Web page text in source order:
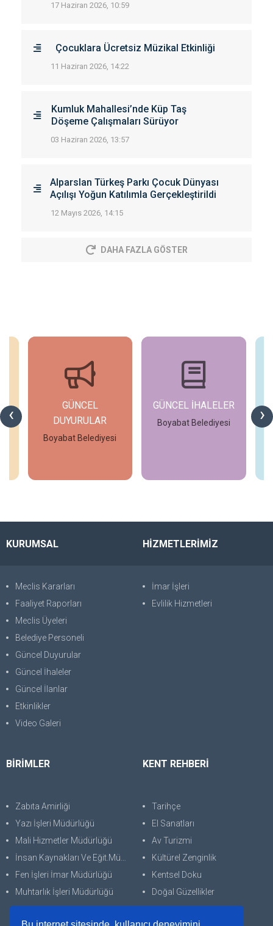
17 Haziran 2026, 10:59
Çocuklara Ücretsiz Müzikal Etkinliği
11 Haziran 2026, 14:22
Kumluk Mahallesi’nde Küp Taş
Döşeme Çalışmaları Sürüyor
03 Haziran 2026, 13:57
Alparslan Türkeş Parkı Çocuk Dünyası
Açılışı Yoğun Katılımla Gerçekleştirildi
12 Mayıs 2026, 14:15
DAHA FAZLA GÖSTER
‹ ›
GÜNCEL
DUYURULAR
Boyabat Belediyesi
GÜNCEL İHALELER
Boyabat Belediyesi
KURUMSAL
Meclis Kararları
Faaliyet Raporları
Meclis Üyeleri
Belediye Personeli
Güncel Duyurular
Güncel İhaleler
Güncel İlanlar
Etkinlikler
Video Galeri
HİZMETLERİMİZ
İmar İşleri
Evlilik Hizmetleri
BİRİMLER
Zabıta Amirliği
Yazı İşleri Müdürlüğü
Mali Hizmetler Müdürlüğü
İnsan Kaynakları Ve Eğit.Müdürlüğü
Fen İşleri İmar Müdürlüğü
Muhtarlık İşleri Müdürlüğü
KENT REHBERİ
Tarihçe
El Sanatları
Av Turizmi
Kültürel Zenginlik
Kentsel Doku
Doğal Güzellikler